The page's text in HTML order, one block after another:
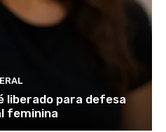
liberado para defesa
feminina